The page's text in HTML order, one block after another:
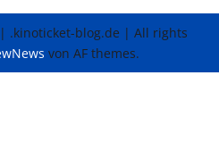
.kinoticket-blog.de | All rights
von AF themes.